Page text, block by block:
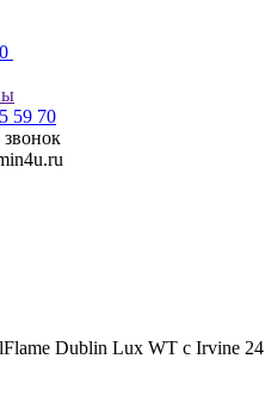
59 70
звонок
Dublin Lux WT с Irvine 24